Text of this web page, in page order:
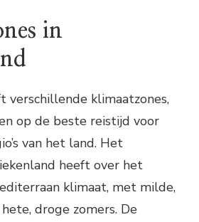
in
verschillende klimaatzones,
op de beste reistijd voor
van het land. Het
heeft over het
klimaat, met milde,
droge zomers. De